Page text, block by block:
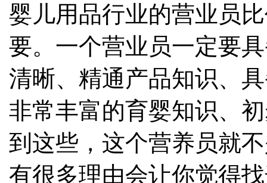
婴儿用品行业的营业员
要。一个营业员一定要
清晰、精通产品知识、
非常丰富的育婴知识、
到这些，这个营养员就
有很多理由会让你觉得